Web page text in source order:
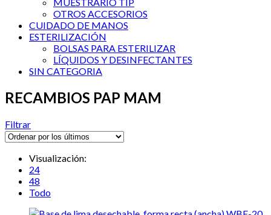
OTROS ACCESORIOS
CUIDADO DE MANOS
ESTERILIZACIÓN
BOLSAS PARA ESTERILIZAR
LÍQUIDOS Y DESINFECTANTES
SIN CATEGORIA
RECAMBIOS PAP MAM
Filtrar
Visualización:
24
48
Todo